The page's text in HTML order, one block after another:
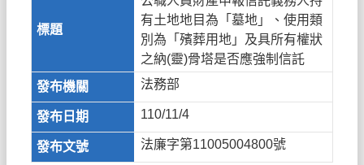
有土地地目為「墓地」、使用類
別為「殯葬用地」及具所有權狀
之納(靈)骨塔是否應強制信託
法務部
110/11/4
法廉字第11005004800號